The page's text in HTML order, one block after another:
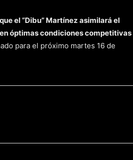
el “Dibu” Martínez asimilará el
óptimas condiciones competitivas
para el próximo martes 16 de